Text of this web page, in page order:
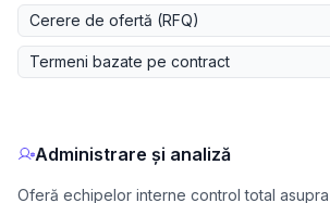
Cerere de ofertă (RFQ)
Termeni bazate pe contract
Administrare și analiză
Oferă echipelor interne control total asupra